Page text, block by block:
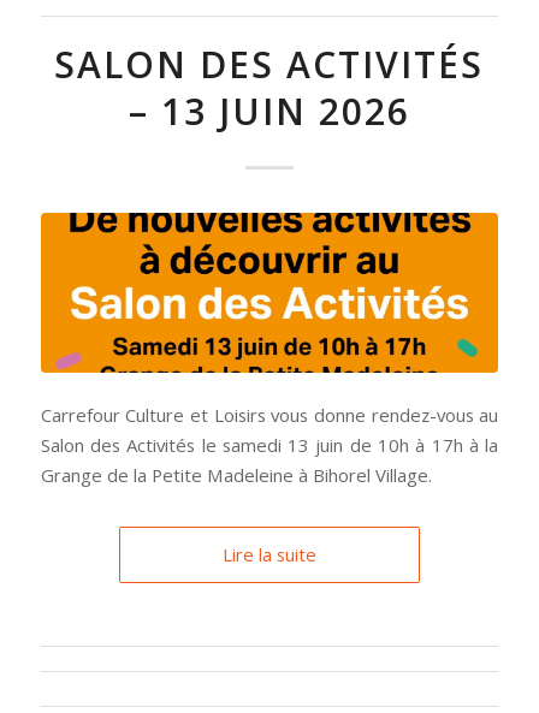
SALON DES ACTIVITÉS
– 13 JUIN 2026
Carrefour Culture et Loisirs vous donne rendez-vous au
Salon des Activités le samedi 13 juin de 10h à 17h à la
Grange de la Petite Madeleine à Bihorel Village.
Lire la suite